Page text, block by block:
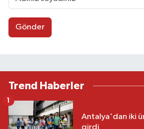
Gönder
Trend Haberler
Antalya'dan iki
girdi
1